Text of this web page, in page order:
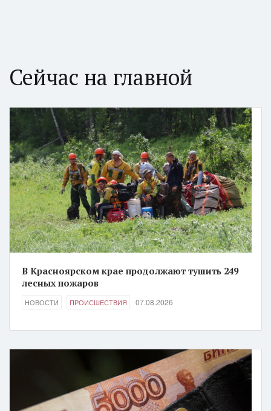
Сейчас на главной
В Красноярском крае продолжают тушить 249
лесных пожаров
НОВОСТИ ПРОИСШЕСТВИЯ 07.08.2026